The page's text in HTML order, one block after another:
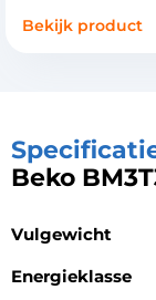
Bekijk product
Beko
Vulgewicht
Energieklasse